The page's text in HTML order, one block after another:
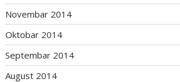
Novembar 2014
Oktobar 2014
Septembar 2014
August 2014